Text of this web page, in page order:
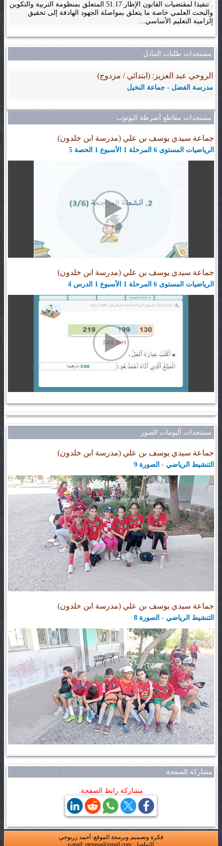
. تنفيذا لمقتضيات القانون الإطار 51.17 المتعلق بمنظومة التربية والتكوين
والبحث العلمي خاصة ما يتعلق بمواصلة الجهود الهادفة إلى تحقيق
إلزامية التعليم الأساسي...
مستجدات طلبات التبادل
الروحي عبد العزيز: (ابتدائي / مزدوج)
مدرسة الفضل - جماعة النخيل
مستجدات مقاطع أشرطة اليوتوب
جماعة سيدي يوسف بن علي (مدرسة ابن خلدون)
الرياضيات المستوى 6 المرحلة 1 الأسبوع 1 الحصة 5
جماعة سيدي يوسف بن علي (مدرسة ابن خلدون)
الرياضيات المستوى 6 المرحلة 1 الأسبوع 1 الدرس 4
مستجدات ألبومات الصور
جماعة سيدي يوسف بن علي (مدرسة ابن خلدون)
التنشيط الرياضي - الصورة 9
جماعة سيدي يوسف بن علي (مدرسة ابن خلدون)
التنشيط الرياضي - الصورة 8
مشاركة الصفحة:
مشاركة رابط الصفحة:
فكرة وتصميم وبرمجة الموقع: أحمد زربوحي